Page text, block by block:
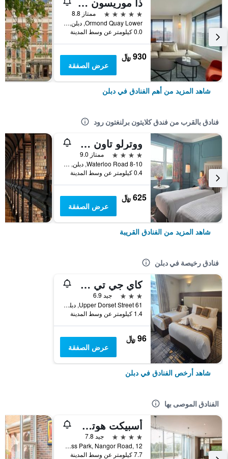
5 نجوم
ممتاز 8.8
Ormond Quay Lower, دبلن, أيرلندا
0.0 كيلومتر عن وسط المدينة
930 ﷼
عرض الصفقة
شاهد المزيد من أهم الفنادق في دبلن
فنادق بالقرب من فندق كلايتون برلنغتون رود
ووترلو تاون هاوس آند سويتس
4 نجوم
ممتاز 9.0
8-10 Waterloo Road, دبلن, أيرلندا
0.4 كيلومتر عن وسط المدينة
625 ﷼
عرض الصفقة
شاهد المزيد من الفنادق القريبة
فنادق رخيصة في دبلن
كاي جي تي هاوس
3 نجوم
جيد 6.9
61 Upper Dorset Street, دبلن, أيرلندا
1.4 كيلومتر عن وسط المدينة
96 ﷼
عرض الصفقة
شاهد أرخص الفنادق في دبلن
الفنادق الموصى بها
أسبيكت هوتل دوبلن بارك ويست
4 نجوم
جيد 7.8
Park West Business Park, Nangor Road, 12, دبلن, أيرلندا
7.7 كيلومتر عن وسط المدينة